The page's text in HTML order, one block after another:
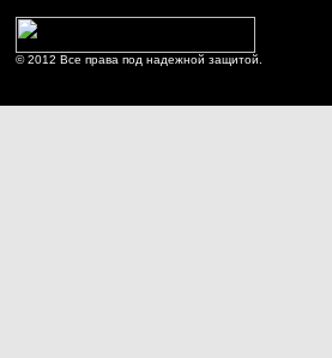
© 2012 Все права под надежной защитой.